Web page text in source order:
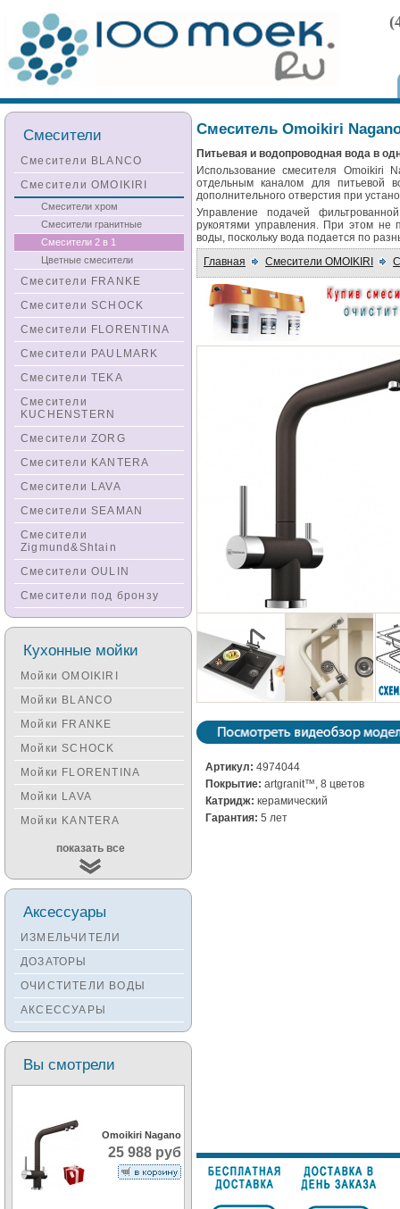
Смеситель Omoikiri
Питьевая и водопроводная вода в
Использование смесителя Omoikiri
отдельным каналом для питьевой
дополнительного отверстия при
Управление подачей
рукоятями управления. При этом не
воды, поскольку вода подается по
Главная
Смесители OMOIKIRI
Артикул: 4974044
Покрытие: artgranit™, 8 цветов
Катридж: керамический
Гарантия: 5 лет
Смесители
Смесители BLANCO
Смесители OMOIKIRI
Смесители хром
Смесители гранитные
Смесители 2 в 1
Цветные смесители
Смесители FRANKE
Смесители SCHOCK
Смесители FLORENTINA
Смесители PAULMARK
Смесители TEKA
Смесители
KUCHENSTERN
Смесители ZORG
Смесители KANTERA
Смесители LAVA
Смесители SEAMAN
Смесители
Zigmund&Shtain
Смесители OULIN
Смесители под бронзу
Кухонные мойки
Мойки OMOIKIRI
Мойки BLANCO
Мойки FRANKE
Мойки SCHOCK
Мойки FLORENTINA
Мойки LAVA
Мойки KANTERA
Мойки KUCHENSTERN
Мойки ALVEUS
Мойки TEKA
Мойки ZORG
Мойки SEAMAN
Мойки ZIGMUND&SHTAIN
Мойки OULIN
Мойки PAULMARK
показать все
Аксессуары
ИЗМЕЛЬЧИТЕЛИ
ДОЗАТОРЫ
ОЧИСТИТЕЛИ ВОДЫ
АКСЕССУАРЫ
Вы смотрели
Omoikiri Nagano
25 988 руб